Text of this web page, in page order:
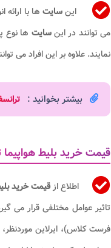
اینسایت ها با
می توانند در اینسایت ها نوع
نمایند. علاوه بر این افراد می
بیشتر بخوانید :
قیمت خرید بلیط هواپیما
اطلاع ازقیمت خرید
تاثیر عوامل مختلفی قرار می
فرست کلاس)، ایرلاین موردنظر،